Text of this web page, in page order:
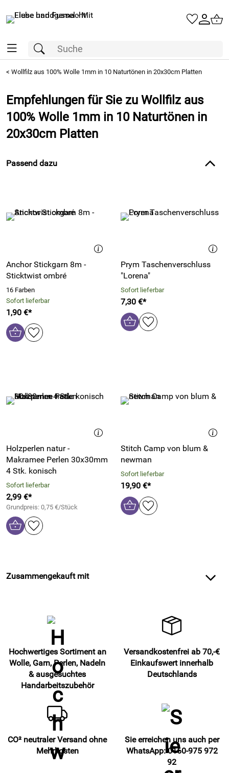
< Wollfilz aus 100% Wolle 1mm in 10 Naturtönen in 20x30cm Platten
Empfehlungen für Sie zu Wollfilz aus
100% Wolle 1mm in 10 Naturtönen in
20x30cm Platten
Passend dazu
Anchor Stickgarn 8m -
Sticktwist ombré
16 Farben
Sofort lieferbar
1,90 €*
Prym Taschenverschluss
"Lorena"
Sofort lieferbar
7,30 €*
Holzperlen natur -
Makramee Perlen 30x30mm
4 Stk. konisch
Sofort lieferbar
2,99 €*
Grundpreis: 0,75 €/Stück
Stitch Camp von blum &
newman
Sofort lieferbar
19,90 €*
Zusammengekauft mit
Hochwertiges Sortiment an
Wolle, Garn, Perlen, Nadeln
& ausgesuchtes
Handarbeitszubehör
Versandkostenfrei ab 70,-€
Einkaufswert innerhalb
Deutschlands
CO² neutraler Versand ohne
Mehrkosten
Sie erreichen uns auch per
WhatsApp: 0160-975 972
92